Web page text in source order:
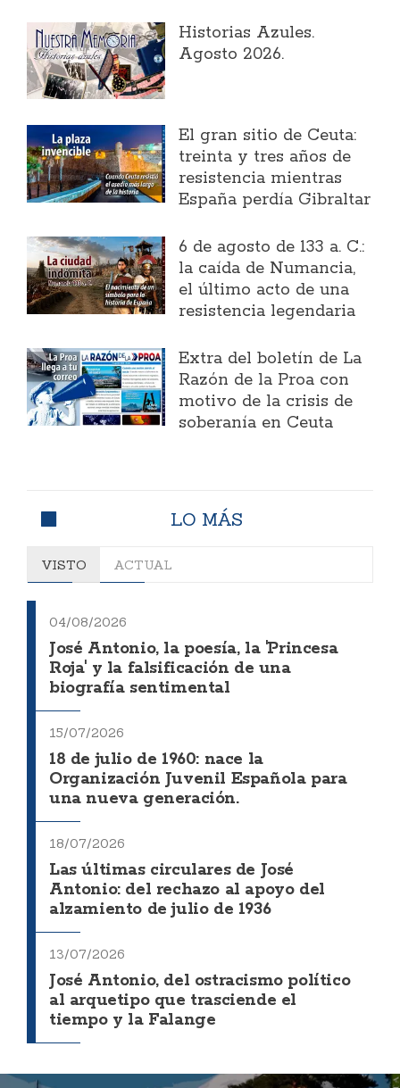
Historias Azules.
Agosto 2026.
El gran sitio de Ceuta:
treinta y tres años de
resistencia mientras
España perdía Gibraltar
6 de agosto de 133 a. C.:
la caída de Numancia,
el último acto de una
resistencia legendaria
Extra del boletín de La
Razón de la Proa con
motivo de la crisis de
soberanía en Ceuta
LO MÁS
VISTO ACTUAL
04/08/2026
José Antonio, la poesía, la 'Princesa
Roja' y la falsificación de una
biografía sentimental
15/07/2026
18 de julio de 1960: nace la
Organización Juvenil Española para
una nueva generación.
18/07/2026
Las últimas circulares de José
Antonio: del rechazo al apoyo del
alzamiento de julio de 1936
13/07/2026
José Antonio, del ostracismo político
al arquetipo que trasciende el
tiempo y la Falange